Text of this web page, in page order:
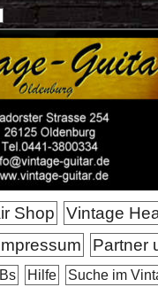
Shop
Vintage
Partner
Hilfe
Suche im